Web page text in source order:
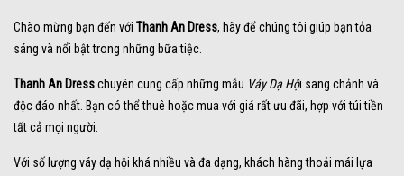
Chào mừng bạn đến với Thanh An Dress, hãy để chúng tôi giúp bạn tỏa
sáng và nổi bật trong những bữa tiệc.
Thanh An Dresschuyên cung cấp những mẫu Váy Dạ Hội sang chảnh và
độc đáo nhất. Bạn có thể thuê hoặc mua với giá rất ưu đãi, hợp với túi tiền
tất cả mọi người.
Với số lượng váy dạ hội khá nhiều và đa dạng, khách hàng thoải mái lựa